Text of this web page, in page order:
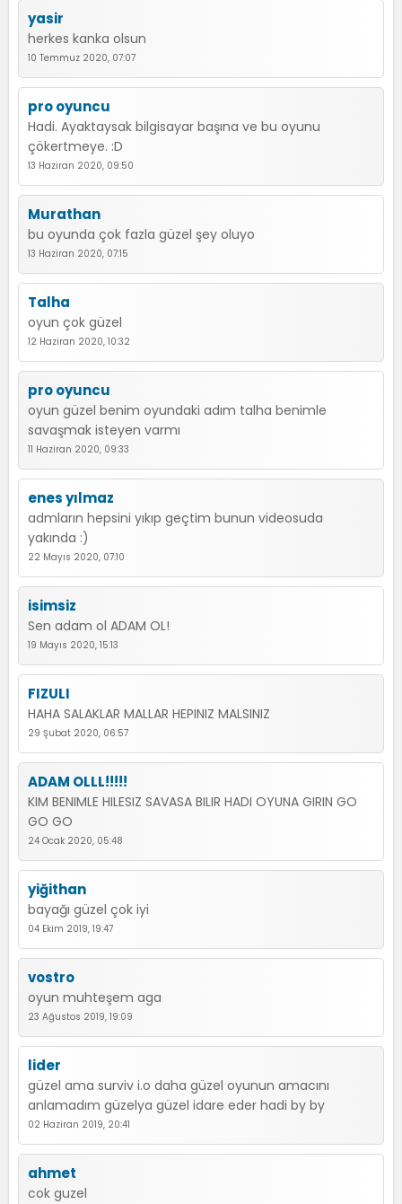
yasir
herkes kanka olsun
10 Temmuz 2020, 07:07
pro oyuncu
Hadi. Ayaktaysak bilgisayar başına ve bu oyunu
çökertmeye. :D
13 Haziran 2020, 09:50
Murathan
bu oyunda çok fazla güzel şey oluyo
13 Haziran 2020, 07:15
Talha
oyun çok güzel
12 Haziran 2020, 10:32
pro oyuncu
oyun güzel benim oyundaki adım talha benimle
savaşmak isteyen varmı
11 Haziran 2020, 09:33
enes yılmaz
admların hepsini yıkıp geçtim bunun videosuda
yakında :)
22 Mayıs 2020, 07:10
isimsiz
Sen adam ol ADAM OL!
19 Mayıs 2020, 15:13
FIZULI
HAHA SALAKLAR MALLAR HEPINIZ MALSINIZ
29 Şubat 2020, 06:57
ADAM OLLL!!!!!
KIM BENIMLE HILESIZ SAVASA BILIR HADI OYUNA GIRIN GO
GO GO
24 Ocak 2020, 05:48
yiğithan
bayağı güzel çok iyi
04 Ekim 2019, 19:47
vostro
oyun muhteşem aga
23 Ağustos 2019, 19:09
lider
güzel ama surviv i.o daha güzel oyunun amacını
anlamadım güzelya güzel idare eder hadi by by
02 Haziran 2019, 20:41
ahmet
cok guzel